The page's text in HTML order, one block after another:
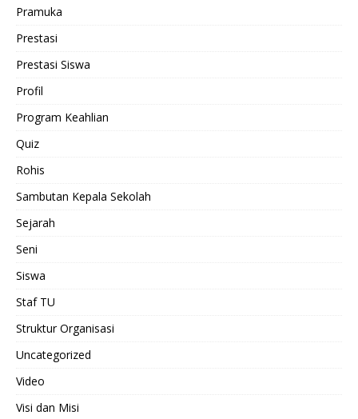
Pramuka
Prestasi
Prestasi Siswa
Profil
Program Keahlian
Quiz
Rohis
Sambutan Kepala Sekolah
Sejarah
Seni
Siswa
Staf TU
Struktur Organisasi
Uncategorized
Video
Visi dan Misi